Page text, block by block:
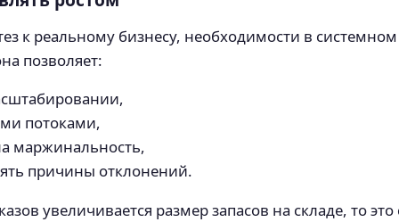
к реальному бизнесу, необходимости в
позволяет:
потоками,
маржинальность,
причины отклонений.
увеличивается размер запасов на складе, то